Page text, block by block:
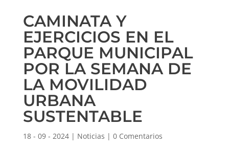
CAMINATA Y
EJERCICIOS EN EL
PARQUE MUNICIPAL
POR LA SEMANA DE
LA MOVILIDAD
URBANA
SUSTENTABLE
18 - 09 - 2024| Noticias | 0 Comentarios